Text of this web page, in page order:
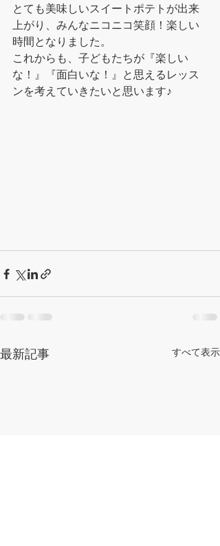
とても美味しいスイートポテトが出来
上がり、みんなニコニコ笑顔！楽しい
時間となりました。
これからも、子どもたちが『楽しい
な！』『面白いな！』と思えるレッス
ンを考えていきたいと思います♪
最新記事 すべて表示